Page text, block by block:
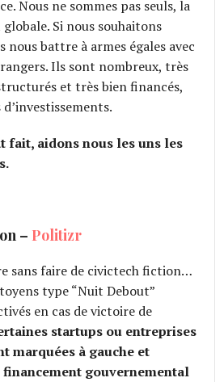
Nous ne sommes pas seuls, la
globale. Si nous souhaitons
nous battre à armes égales avec
Ils sont nombreux, très
et très bien financés,
d’investissements.
fait, aidons nous les uns les
– Politizr
sans faire de civictech fiction…
type “Nuit Debout”
en cas de victoire de
startups ou entreprises
marquées à gauche et
financement gouvernemental